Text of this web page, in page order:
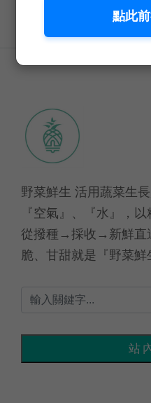
點此
野菜鮮生 活用蔬菜生
『空氣』、『水』，
從撥種→採收→新鮮直
脆、甘甜就是『野菜鮮